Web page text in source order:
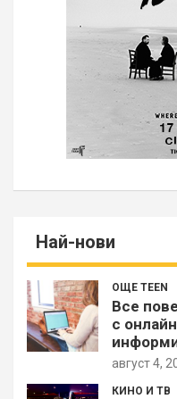
Най-нови
ОЩЕ TEEN
Все
с
август 4,
КИНО И ТВ